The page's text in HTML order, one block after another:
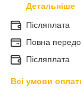
Детальніше
Післяплата
Повна
Післяплата
Всі умови